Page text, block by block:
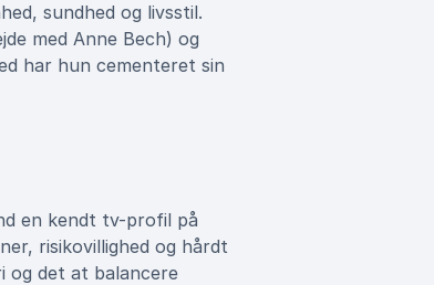
sundhed og livsstil.
med Anne Bech) og
har hun cementeret sin
en kendt tv-profil på
risikovillighed og hårdt
og det at balancere